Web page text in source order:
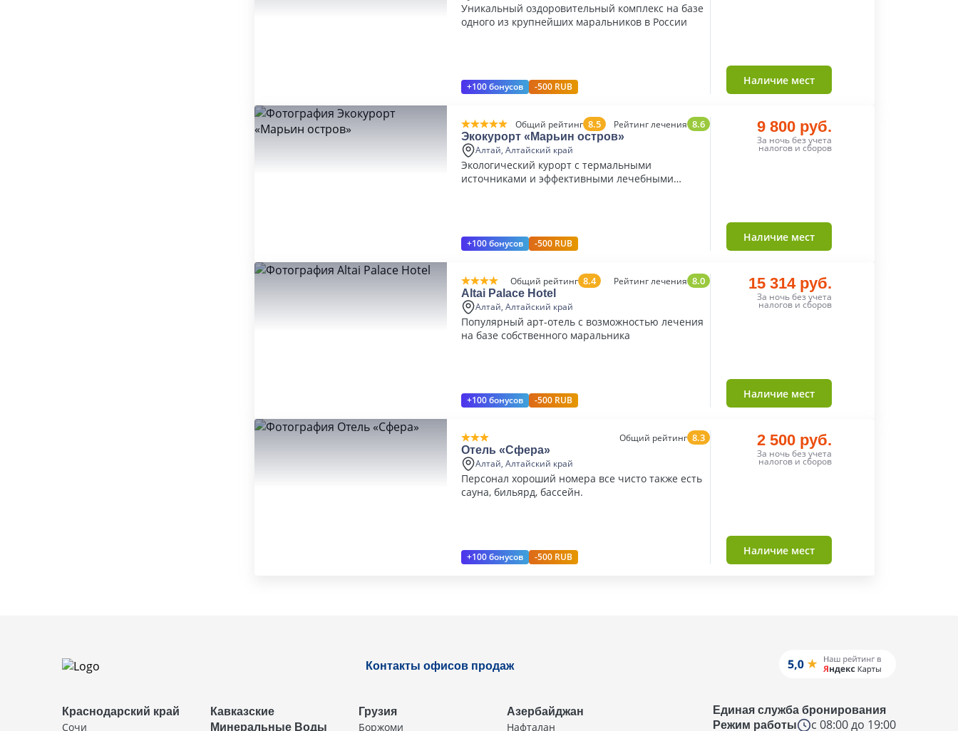
Уникальный оздоровительный комплекс на базе
одного из крупнейших маральников в России
+100 бонусов -500 RUB Наличие мест
Общий рейтинг 8.5 Рейтинг лечения 8.6
Экокурорт «Марьин остров»
Алтай, Алтайский край
Экологический курорт с термальными
источниками и эффективными лечебными
+100 бонусов -500 RUB
9 800 руб.
За ночь без учета
налогов и сборов
Наличие мест
Общий рейтинг 8.4 Рейтинг лечения 8.0
Altai Palace Hotel
Алтай, Алтайский край
Популярный арт-отель с возможностью лечения
на базе собственного маральника
+100 бонусов -500 RUB
15 314 руб.
За ночь без учета
налогов и сборов
Наличие мест
Общий рейтинг 8.3
Отель «Сфера»
Алтай, Алтайский край
Персонал хороший номера все чисто также есть
сауна, бильярд, бассейн.
+100 бонусов -500 RUB
2 500 руб.
За ночь без учета
налогов и сборов
Наличие мест
Контакты офисов продаж
Краснодарский край
Сочи
Кавказские
Минеральные Воды
Грузия
Боржоми
Азербайджан
Нафталан
Единая служба бронирования
Режим работы
с 08:00 до 19:00